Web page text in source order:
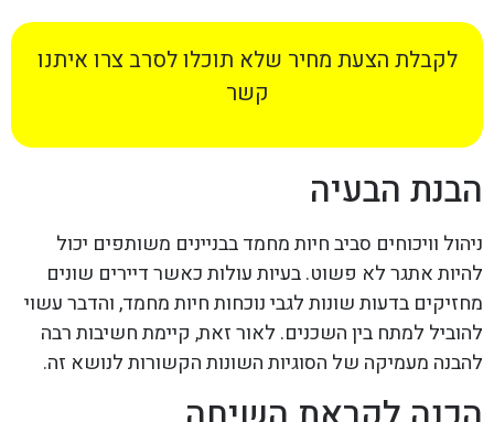
לקבלת הצעת מחיר שלא תוכלו לסרב צרו איתנו
קשר
הבנת הבעיה
ניהול וויכוחים סביב חיות מחמד בבניינים משותפים יכול
להיות אתגר לא פשוט. בעיות עולות כאשר דיירים שונים
מחזיקים בדעות שונות לגבי נוכחות חיות מחמד, והדבר עשוי
להוביל למתח בין השכנים. לאור זאת, קיימת חשיבות רבה
להבנה מעמיקה של הסוגיות השונות הקשורות לנושא זה.